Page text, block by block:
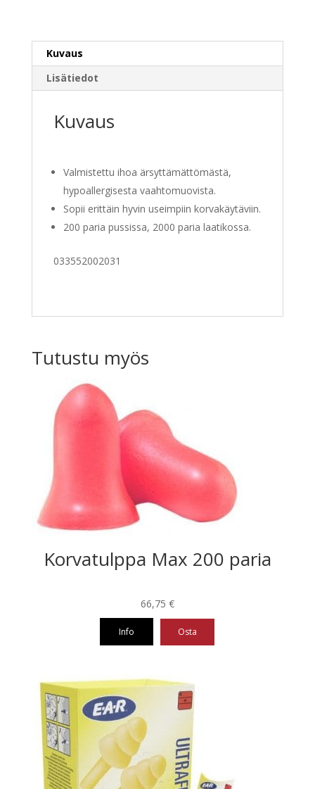
Kuvaus
Lisätiedot
Kuvaus
Valmistettu ihoa ärsyttämättömästä,
hypoallergisesta vaahtomuovista.
Sopii erittäin hyvin useimpiin korvakäytäviin.
200 paria pussissa, 2000 paria laatikossa.
033552002031
Tutustu myös
Korvatulppa Max 200 paria
66,75 €
Info Osta